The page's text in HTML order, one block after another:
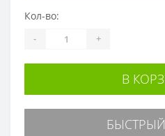
Кол-во:
- +
В